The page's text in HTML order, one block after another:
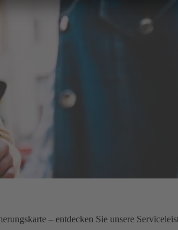
– entdecken Sie unsere